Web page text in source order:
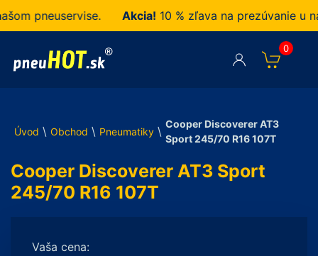
pneuservise. Akcia!10 % zľava na prezúvanie u nás
0
Úvod \ Obchod \ Pneumatiky \
Cooper Discoverer AT3
Sport 245/70 R16 107T
Cooper Discoverer AT3 Sport
245/70 R16 107T
Vaša cena: